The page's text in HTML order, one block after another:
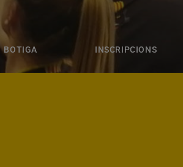
BOTIGA
INSCRIPCIONS
INSCRIPCIONS